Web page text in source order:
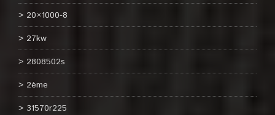
20×1000-8
27kw
2808502s
2ème
31570r225